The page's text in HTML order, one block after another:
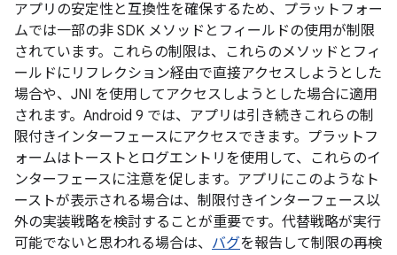
アプリの安定性と互換性を確保するため、プラットフォー
ムでは一部の非 SDK メソッドとフィールドの使用が制限
されています。これらの制限は、これらのメソッドとフィ
ールドにリフレクション経由で直接アクセスしようとした
場合や、JNI を使用してアクセスしようとした場合に適用
されます。Android 9 では、アプリは引き続きこれらの制
限付きインターフェースにアクセスできます。プラットフ
ォームはトーストとログエントリを使用して、これらのイ
ンターフェースに注意を促します。アプリにこのようなト
ーストが表示される場合は、制限付きインターフェース以
外の実装戦略を検討することが重要です。代替戦略が実行
可能でないと思われる場合は、 バグを報告して制限の再検